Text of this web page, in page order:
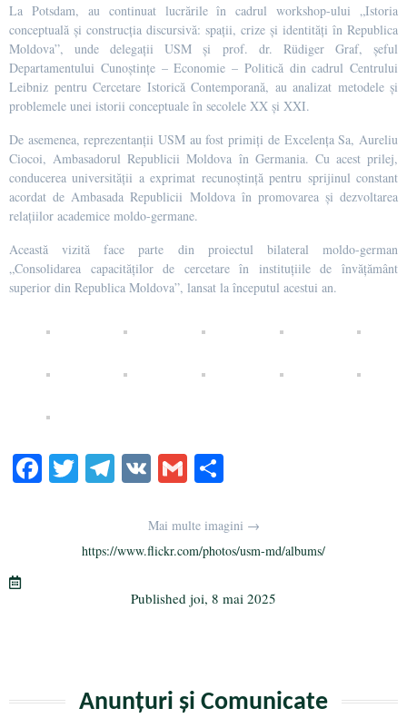
La Potsdam, au continuat lucrările în cadrul workshop-ului „Istoria
conceptuală și construcția discursivă: spații, crize și identități în Republica
Moldova”, unde delegații USM și prof. dr. Rüdiger Graf, șeful
Departamentului Cunoștințe – Economie – Politică din cadrul Centrului
Leibniz pentru Cercetare Istorică Contemporană, au analizat metodele și
problemele unei istorii conceptuale în secolele XX și XXI.
De asemenea, reprezentanții USM au fost primiți de Excelența Sa, Aureliu
Ciocoi, Ambasadorul Republicii Moldova în Germania. Cu acest prilej,
conducerea universității a exprimat recunoștință pentru sprijinul constant
acordat de Ambasada Republicii Moldova în promovarea și dezvoltarea
relațiilor academice moldo-germane.
Această vizită face parte din proiectul bilateral moldo-german
„Consolidarea capacităților de cercetare în instituțiile de învățământ
superior din Republica Moldova”, lansat la începutul acestui an.
Fa T
r
Te
a
m
V G
ailaj
ea
ză
Mai multe imagini →
https://www.flickr.com/photos/usm-md/albums/
Published joi, 8 mai 2025
Anunțuri și Comunicate